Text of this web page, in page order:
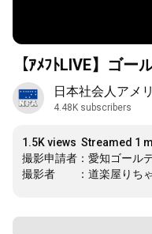
【ｱﾒﾌﾄLIVE】ゴ
日本社会人アメ
4.48K subscribers
1.5K views Streamed 1
撮影申請者：愛知ゴール
撮影者　　：道楽屋りちゃ